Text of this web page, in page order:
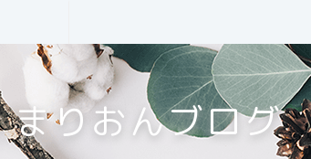
まりおんブログ